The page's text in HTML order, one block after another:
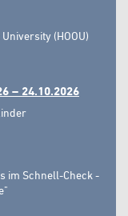
(HOOU)
– 24.10.2026
im Schnell-Check -